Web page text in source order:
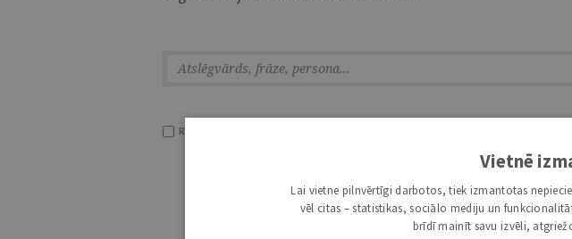
RĀDĪT TIKAI VIRSRAKSTUS
Vietnē
Lai vietne pilnvērtīgi darbotos, tiek izmantotas
vēl citas – statistikas, sociālo mediju un
brīdī mainīt savu izvēli,